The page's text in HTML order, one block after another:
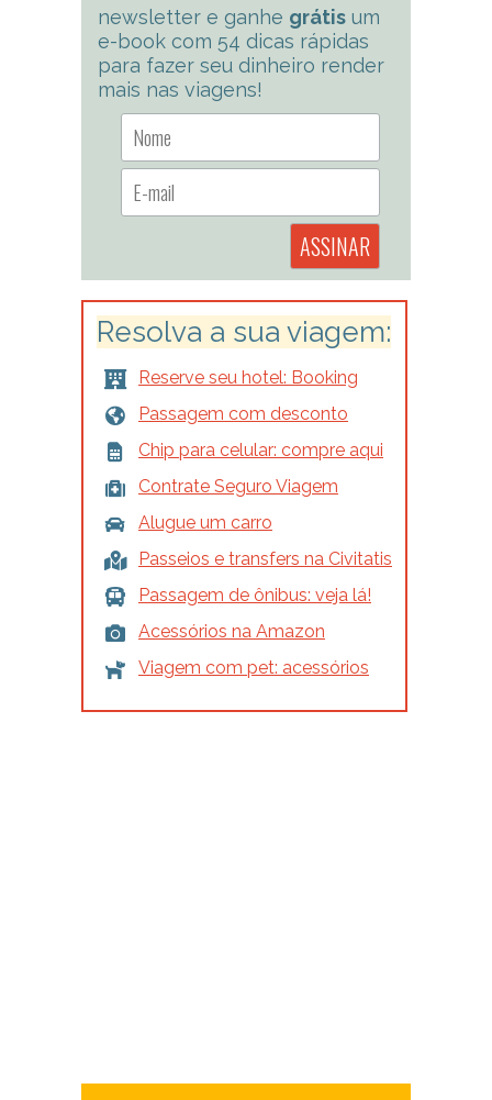
newsletter e ganhe grátis um
e-book com 54 dicas rápidas
para fazer seu dinheiro render
mais nas viagens!
Resolva a sua viagem:
Reserve seu hotel: Booking
Passagem com desconto
Chip para celular: compre aqui
Contrate Seguro Viagem
Alugue um carro
Passeios e transfers na Civitatis
Passagem de ônibus: veja lá!
Acessórios na Amazon
Viagem com pet: acessórios